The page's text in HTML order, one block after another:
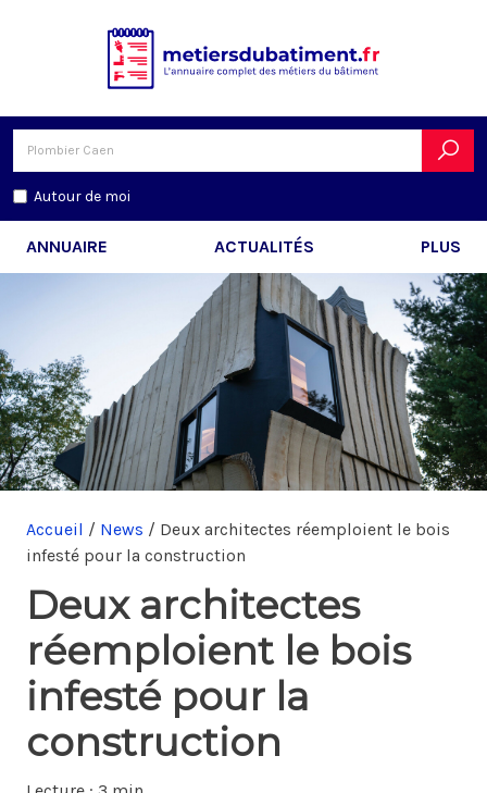
Autour de moi
ANNUAIRE ACTUALITÉS PLUS
Accueil / News / Deux architectes réemploient le bois
infesté pour la construction
Deux architectes
réemploient le bois
infesté pour la
construction